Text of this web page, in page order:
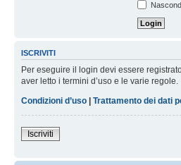
ISCRIVITI
Per eseguire il login devi essere
aver letto i termini d’uso e le varie regole.
Condizioni d’uso | Trattamento dei dati
Iscriviti